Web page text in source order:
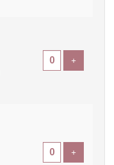
+Voeg
+Voeg